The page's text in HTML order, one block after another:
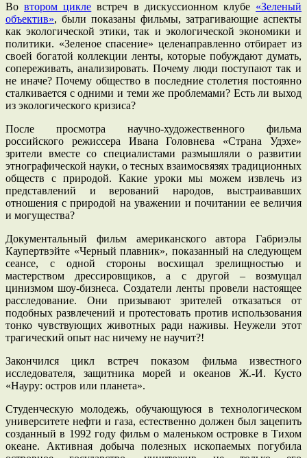
Вовтором цикле встреч в дискуссионном клубе «Зеленый
объектив», были показаны фильмы, затрагивающие аспекты
как экологической этики, так и экологической экономики и
политики. «Зеленое спасение» целенаправленно отбирает из
своей богатой коллекции ленты, которые побуждают думать,
сопереживать, анализировать. Почему люди поступают так и
не иначе? Почему общество в последние столетия постоянно
сталкивается с одними и теми же проблемами? Есть ли выход
из экологического кризиса?
После просмотра научно-художественного фильма
российского режиссера Ивана Головнева «Страна Удэхе»
зрители вместе со специалистами размышляли о развитии
этнографической науки, о тесных взаимосвязях традиционных
обществ с природой. Какие уроки мы можем извлечь из
представлений и верований народов, выстраивавших
отношения с природой на уважении и почитании ее величия
и могущества?
Документальный фильм американского автора Габриэлы
Каупертвэйте «Черный плавник», показанный на следующем
сеансе, с одной стороны восхищал зрелищностью и
мастерством дрессировщиков, а с другой – возмущал
цинизмом шоу-бизнеса. Создатели ленты провели настоящее
расследование. Они призывают зрителей отказаться от
подобных развлечений и протестовать против использования
тонко чувствующих животных ради наживы. Неужели этот
трагический опыт нас ничему не научит?!
Закончился цикл встреч показом фильма известного
исследователя, защитника морей и океанов Ж.-И. Кусто
«Науру: остров или планета».
Студенческую молодежь, обучающуюся в технологическом
университете нефти и газа, естественно должен был зацепить
созданный в 1992 году фильм о маленьком островке в Тихом
океане. Активная добыча полезных ископаемых погубила